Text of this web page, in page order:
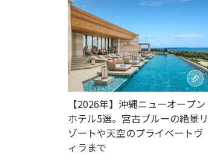
【2026年】沖縄ニューオープン
ホテル5選。宮古ブルーの絶景リ
ゾートや天空のプライベートヴ
ィラまで